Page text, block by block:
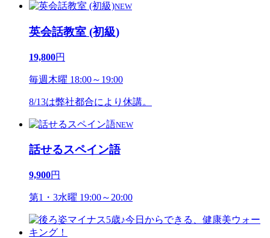
NEW
英会話教室 (初級)
19,800円
毎週木曜 18:00～19:00
8/13は弊社都合により休講。
NEW
話せるスペイン語
9,900円
第1・3水曜 19:00～20:00